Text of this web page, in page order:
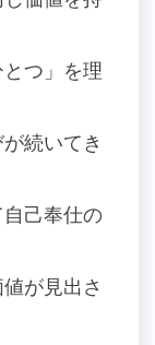
つ」を理
続いてき
己奉仕の
が見出さ